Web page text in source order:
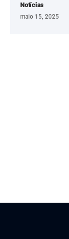
Notícias
maio 15, 2025